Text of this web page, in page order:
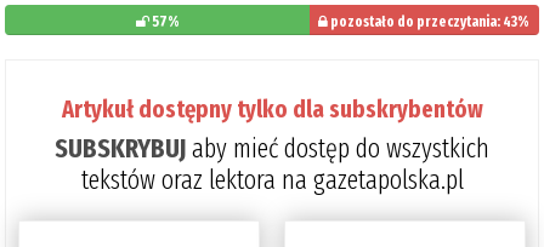
57% pozostało do przeczytania: 43%
Artykuł dostępny tylko dla subskrybentów
SUBSKRYBUJaby mieć dostęp do wszystkich
tekstów oraz lektora na gazetapolska.pl